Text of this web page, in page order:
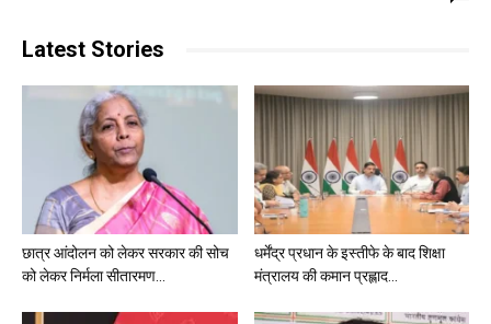
Latest Stories
छात्र आंदोलन को लेकर सरकार की सोच
को लेकर निर्मला सीतारमण...
धर्मेंद्र प्रधान के इस्तीफे के बाद शिक्षा
मंत्रालय की कमान प्रह्लाद...